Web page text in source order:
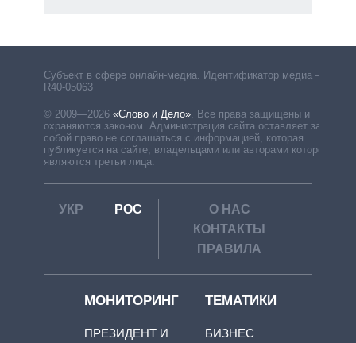
Субъект в сфере онлайн-медиа. Идентификатор медиа –
R40-05063
© 2009—2026 «Слово и Дело». Все права защищены и
охраняются законом. Администрация сайта оставляет за
собой право не соглашаться с информацией, которая
публикуется на сайте, владельцами или авторами которой
являются третьи лица.
УКР РОС
О НАС
КОНТАКТЫ
ПРАВИЛА
МОНИТОРИНГ
ПРЕЗИДЕНТ И
ТЕМАТИКИ
БИЗНЕС